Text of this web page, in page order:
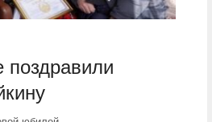
поздравили